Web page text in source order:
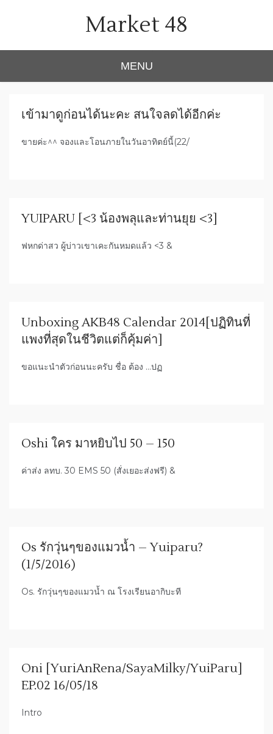
Market 48
MENU
เข้ามาดูก่อนได้นะคะ สนใจลดได้อีกค่ะ
ขายค่ะ^^ จองและโอนภายในวันอาทิตย์นี้(22/
YUIPARU [<3 น้องพลุและท่านยุย <3]
ฟหกด่าสว ผู้บ่าวเขาเคะกันหมดแล้ว <3 &
Unboxing AKB48 Calendar 2014[ปฏิทินที่
แพงที่สุดในชีวิตแต่ก็คุ้มค่า]
ขอแนะนำตัวก่อนนะครับ ชื่อ ต้อง …ปฏ
Oshi ใคร มาหยิบไป 50 – 150
ค่าส่ง ลทบ. 30 EMS 50 (สั่งเยอะส่งฟรี) &
Os รักวุ่นๆของแมวน้ำ – Yuiparu?
(1/5/2016)
Os. รักวุ่นๆของแมวน้ำ ณ โรงเรียนอากิบะที
Oni [YuriAnRena/SayaMilky/YuiParu]
EP.02 16/05/18
Intro